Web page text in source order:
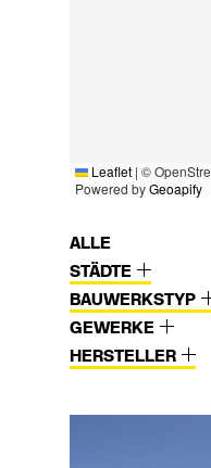
Leaflet | ©
Powered byGeoapify
ALLE
STÄDTE
BAUWERKSTYP
GEWERKE
HERSTELLER